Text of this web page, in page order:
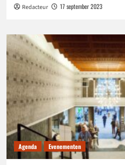
Redacteur 17 september 2023
Agenda Evenementen